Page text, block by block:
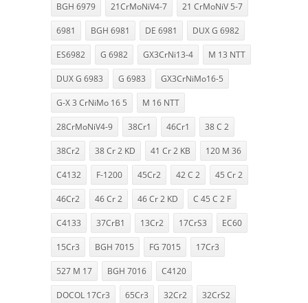
BGH 6979 21CrMoNiV4-7 21 CrMoNiV 5-7
6981 BGH 6981 DE 6981 DUX G 6982
ES6982 G 6982 GX3CrNi13-4 M 13 NTT
DUX G 6983 G 6983 GX3CrNiMo16-5
G-X 3 CrNiMo 16 5 M 16 NTT
28CrMoNiV4-9 38Cr1 46Cr1 38 C 2
38Cr2 38 Cr 2 KD 41 Cr 2 KB 120 M 36
C4132 F-1200 45Cr2 42 C 2 45 Cr 2
46Cr2 46 Cr 2 46 Cr 2 KD C 45 C 2 F
C4133 37CrB1 13Cr2 17CrS3 EC60
15Cr3 BGH 7015 FG 7015 17Cr3
527 M 17 BGH 7016 C4120
DOCOL 17Cr3 65Cr3 32Cr2 32CrS2